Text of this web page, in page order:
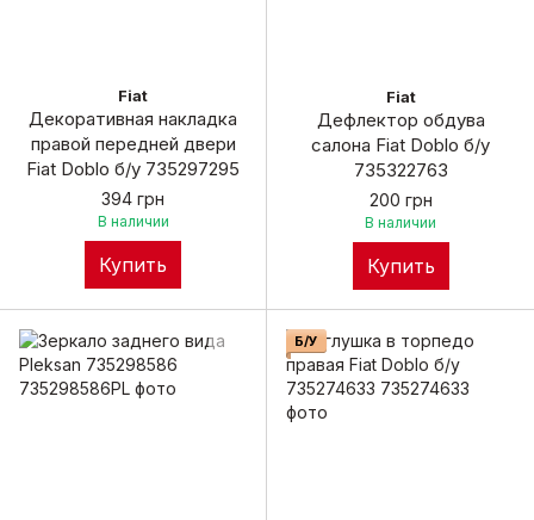
Fiat
Декоративная накладка
правой передней двери
Fiat Doblo б/у 735297295
394 грн
В наличии
Купить
Fiat
Дефлектор обдува
салона Fiat Doblo б/у
735322763
200 грн
В наличии
Купить
Б/У